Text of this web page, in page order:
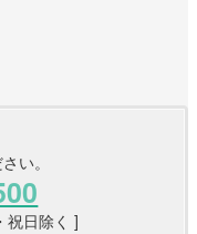
い。
祝日除く ]